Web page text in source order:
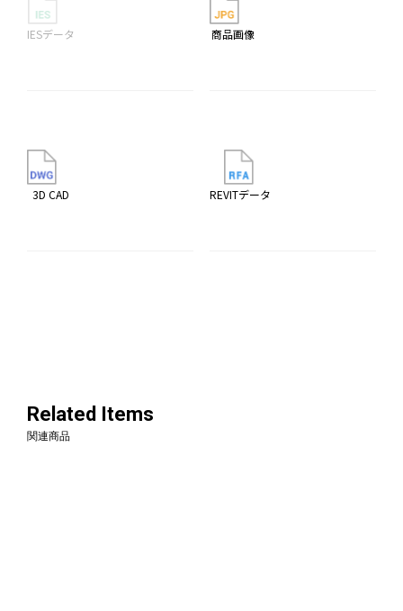
IESデータ 商品画像
3D CAD REVITデータ
Related Items
関連商品